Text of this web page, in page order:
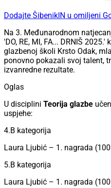
Dodajte ŠibenikIN u omiljeni
Na 3. Međunarodnom
'DO, RE, MI, FA... DRNIŠ
glazbenoj školi Krsto Odak,
ponovno pokazali svoj talent,
izvanredne rezultate.
Oglas
U disciplini Teorija glazbe
uspjehe:
4.B kategorija
Laura Ljubić – 1. nagrada
5.B kategorija
Laura Ljubić – 1. nagrada